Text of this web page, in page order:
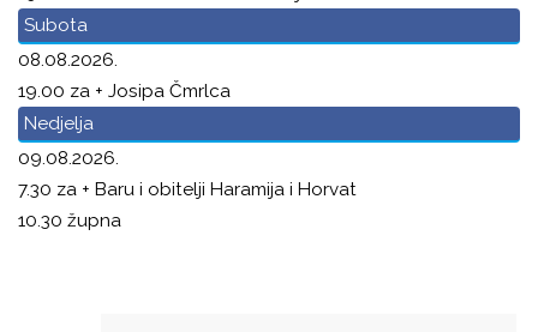
Subota
08.08.2026.
19.00 za + Josipa Čmrlca
Nedjelja
09.08.2026.
7.30 za + Baru i obitelji Haramija i Horvat
10.30 župna